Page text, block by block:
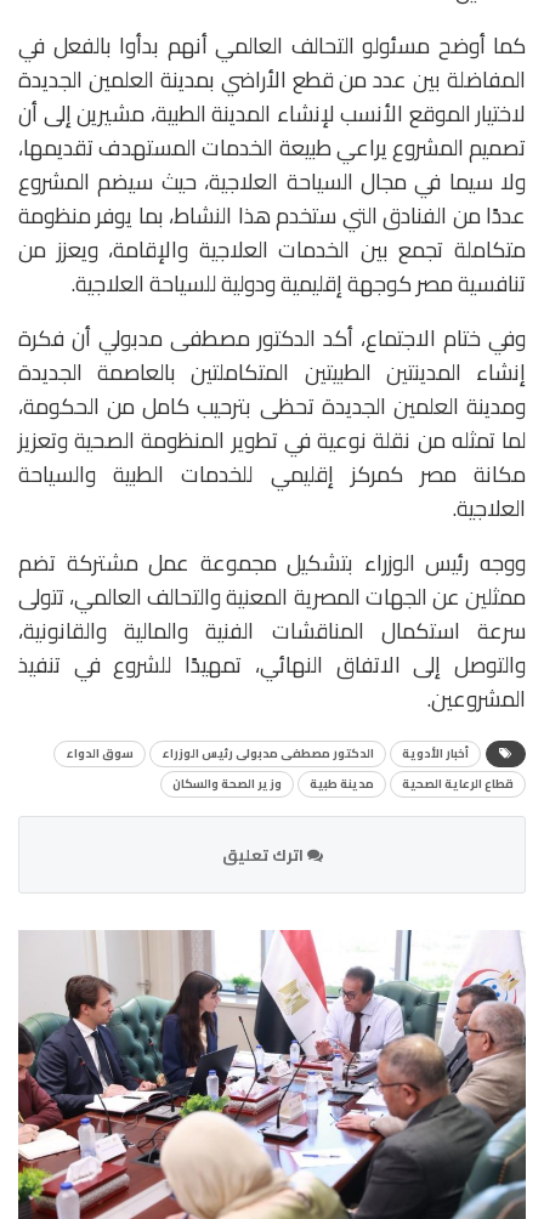
كما أوضح مسئولو التحالف العالمي أنهم بدأوا بالفعل في
المفاضلة بين عدد من قطع الأراضي بمدينة العلمين الجديدة
لاختيار الموقع الأنسب لإنشاء المدينة الطبية، مشيرين إلى أن
تصميم المشروع يراعي طبيعة الخدمات المستهدف تقديمها،
ولا سيما في مجال السياحة العلاجية، حيث سيضم المشروع
عددًا من الفنادق التي ستخدم هذا النشاط، بما يوفر منظومة
متكاملة تجمع بين الخدمات العلاجية والإقامة، ويعزز من
تنافسية مصر كوجهة إقليمية ودولية للسياحة العلاجية.
وفي ختام الاجتماع، أكد الدكتور مصطفى مدبولي أن فكرة
إنشاء المدينتين الطبيتين المتكاملتين بالعاصمة الجديدة
ومدينة العلمين الجديدة تحظى بترحيب كامل من الحكومة،
لما تمثله من نقلة نوعية في تطوير المنظومة الصحية وتعزيز
مكانة مصر كمركز إقليمي للخدمات الطبية والسياحة
العلاجية.
ووجه رئيس الوزراء بتشكيل مجموعة عمل مشتركة تضم
ممثلين عن الجهات المصرية المعنية والتحالف العالمي، تتولى
سرعة استكمال المناقشات الفنية والمالية والقانونية،
والتوصل إلى الاتفاق النهائي، تمهيدًا للشروع في تنفيذ
المشروعين.
أخبار الأدوية الدكتور مصطفى مدبولى رئيس الوزراء
سوق الدواء
قطاع الرعاية الصحية
مدينة طبية وزير الصحة والسكان
اترك تعليق